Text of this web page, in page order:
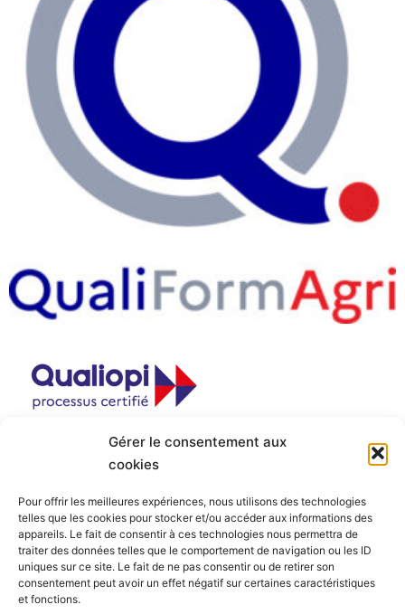
Gérer le consentement aux
cookies
Pour offrir les meilleures expériences, nous utilisons des technologies
telles que les cookies pour stocker et/ou accéder aux informations des
appareils. Le fait de consentir à ces technologies nous permettra de
traiter des données telles que le comportement de navigation ou les ID
uniques sur ce site. Le fait de ne pas consentir ou de retirer son
consentement peut avoir un effet négatif sur certaines caractéristiques
et fonctions.